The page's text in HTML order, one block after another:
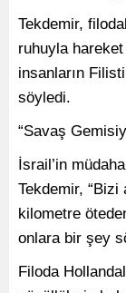
Tekdemir,
ruhuyla
insanların
söyledi.
“Savaş
İsrail’in
Tekdemir,
kilometre
onlara bir şey
Filoda